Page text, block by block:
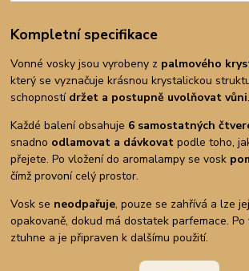
Kompletní specifikace
Vonné vosky jsou vyrobeny z palmového
který se vyznačuje krásnou krystalickou
schopností držet a postupně uvolňovat vůni.
Každé balení obsahuje 6 samostatných
snadno odlamovat a dávkovat podle toho,
přejete. Po vložení do aromalampy se vosk
čímž provoní celý prostor.
Vosk se neodpařuje, pouze se zahřívá a lze
opakovaně, dokud má dostatek parfemace.
ztuhne a je připraven k dalšímu použití.